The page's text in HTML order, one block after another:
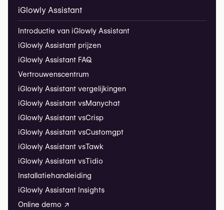
iGlowly Assistant
Introductie van iGlowly Assistant
iGlowly Assistant prijzen
iGlowly Assistant FAQ
Vertrouwenscentrum
iGlowly Assistant vergelijkingen
iGlowly Assistant vsManychat
iGlowly Assistant vsCrisp
iGlowly Assistant vsCustomgpt
iGlowly Assistant vsTawk
iGlowly Assistant vsTidio
Installatiehandleiding
iGlowly Assistant Insights
Online demo ↗